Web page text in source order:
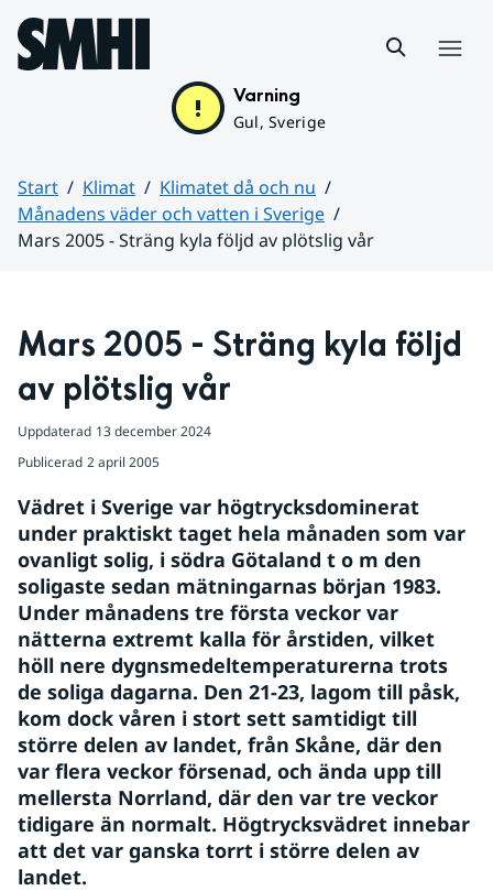
Hoppa till sidans innehåll
Varning
Gul, Sverige
Start Klimat
Klimatet då och nu
Månadens väder och vatten i Sverige
Mars 2005 - Sträng kyla följd av plötslig vår
Mars 2005 - Sträng kyla följd
av plötslig vår
Uppdaterad 13 december 2024
Publicerad 2 april 2005
Vädret i Sverige var högtrycksdominerat
under praktiskt taget hela månaden som var
ovanligt solig, i södra Götaland t o m den
soligaste sedan mätningarnas början 1983.
Under månadens tre första veckor var
nätterna extremt kalla för årstiden, vilket
höll nere dygnsmedeltemperaturerna trots
de soliga dagarna. Den 21-23, lagom till påsk,
kom dock våren i stort sett samtidigt till
större delen av landet, från Skåne, där den
var flera veckor försenad, och ända upp till
mellersta Norrland, där den var tre veckor
tidigare än normalt. Högtrycksvädret innebar
att det var ganska torrt i större delen av
landet.